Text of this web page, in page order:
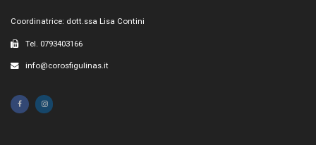
Coordinatrice: dott.ssa Lisa Contini
Tel. 0793403166
info@corosfigulinas.it